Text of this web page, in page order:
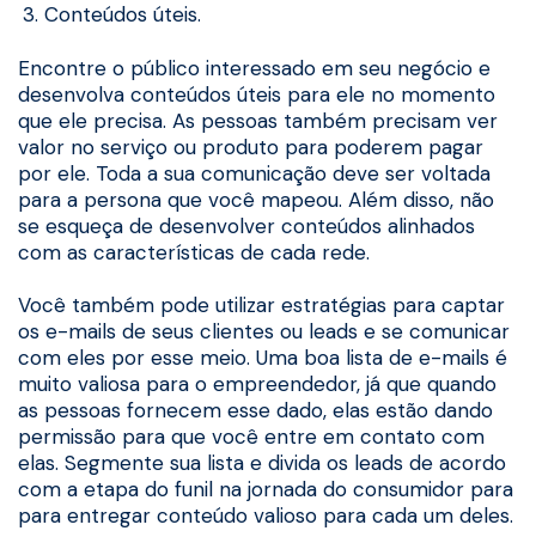
Conteúdos úteis.
Encontre o público interessado em seu negócio e
desenvolva conteúdos úteis para ele no momento
que ele precisa. As pessoas também precisam ver
valor no serviço ou produto para poderem pagar
por ele. Toda a sua comunicação deve ser voltada
para a persona que você mapeou. Além disso, não
se esqueça de desenvolver conteúdos alinhados
com as características de cada rede.
Você também pode utilizar estratégias para captar
os e-mails de seus clientes ou leads e se comunicar
com eles por esse meio. Uma boa lista de e-mails é
muito valiosa para o empreendedor, já que quando
as pessoas fornecem esse dado, elas estão dando
permissão para que você entre em contato com
elas. Segmente sua lista e divida os leads de acordo
com a etapa do funil na jornada do consumidor para
para entregar conteúdo valioso para cada um deles.